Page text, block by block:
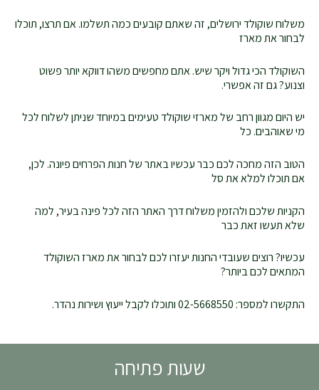
משלוח שוקולד ירושלים, זה שאתם קובעים כמה תשלמו. אם תרצו, תוכלו
לבחור את מארז
השוקולד הכי גדול ויקר שיש. אתם מחפשים משהו דווקא יותר פשוט
וצנוע? גם זה אפשרי.
יש היום מגוון רחב של מארזי שוקולד טעימים במיוחד שניתן לשלוח לכל
מי שאוהבים. כל
הטוב הזה מחכה לכם כבר עכשיו באתר של חנות הפרחים פיונה. לכן,
אם תוכלו למלא את סל
הקניות שלכם ולהזמין משלוח דרך האתר הזה לכל פינה בעיר, למה
שלא תעשו זאת כבר
עכשיו? רוצים שעובדי החנות יעזרו לכם לבחור את מארז השוקולד
המתאים לכם ביותר?
התקשרו למספר: 02-5668550 ותוכלו לקבל ייעוץ ושירות נהדר.
שעות פתיחה